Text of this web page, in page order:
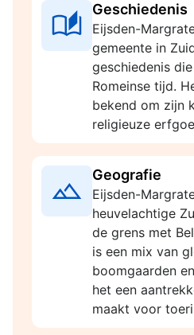
Geschiedenis
Eijsden-
gemeente in
geschiedenis
Romeinse tijd.
bekend om zijn
religieuze
Geografie
Eijsden-
heuvelachtige
de grens met
is een mix van
boomgaarden
het een
maakt voor